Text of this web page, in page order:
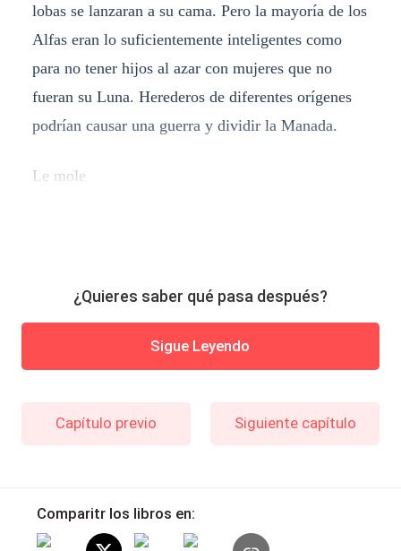
lobas se lanzaran a su cama. Pero la mayoría de los
Alfas eran lo suficientemente inteligentes como
para no tener hijos al azar con mujeres que no
fueran su Luna. Herederos de diferentes orígenes
podrían causar una guerra y dividir la Manada.
Le mole
¿Quieres saber qué pasa después?
Sigue Leyendo
Capítulo previo Siguiente capítulo
Comparitr los libros en: